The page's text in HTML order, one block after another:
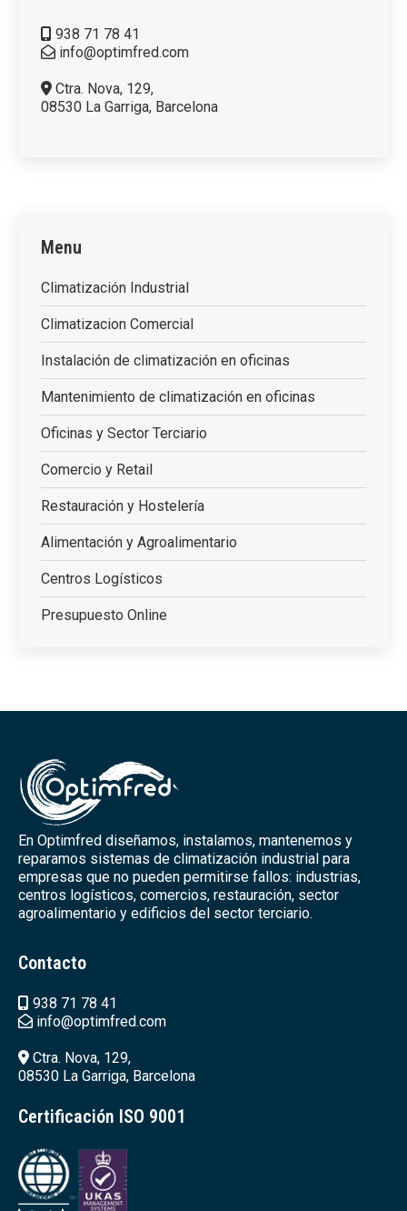
938 71 78 41
info@optimfred.com
Ctra. Nova, 129,
08530 La Garriga, Barcelona
Menu
Climatización Industrial
Climatizacion Comercial
Instalación de climatización en oficinas
Mantenimiento de climatización en oficinas
Oficinas y Sector Terciario
Comercio y Retail
Restauración y Hostelería
Alimentación y Agroalimentario
Centros Logísticos
Presupuesto Online
En Optimfred diseñamos, instalamos, mantenemos y
reparamos sistemas de climatización industrial para
empresas que no pueden permitirse fallos: industrias,
centros logísticos, comercios, restauración, sector
agroalimentario y edificios del sector terciario.
Contacto
938 71 78 41
info@optimfred.com
Ctra. Nova, 129,
08530 La Garriga, Barcelona
Certificación ISO 9001